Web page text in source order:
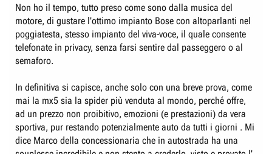
Non ho il tempo, tutto preso come sono dalla musica del
motore, di gustare l'ottimo impianto Bose con altoparlanti nel
poggiatesta, stesso impianto del viva-voce, il quale consente
telefonate in privacy, senza farsi sentire dal passeggero o al
semaforo.
In definitiva si capisce, anche solo con una breve prova, come
mai la mx5 sia la spider più venduta al mondo, perché offre,
ad un prezzo non proibitivo, emozioni (e prestazioni) da vera
sportiva, pur restando potenzialmente auto da tutti i giorni . Mi
dice Marco della concessionaria che in autostrada ha una